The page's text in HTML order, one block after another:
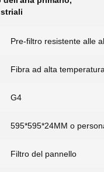
Pre-filtro resistente alle
Fibra ad alta
G4
595*595*24MM o
Filtro del pannello